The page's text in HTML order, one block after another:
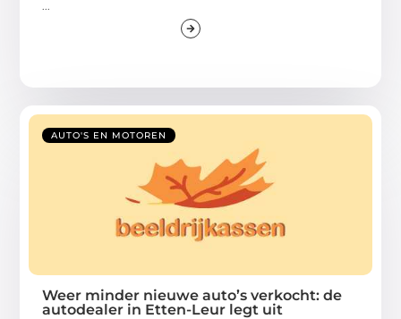
AUTO'S EN MOTOREN
Weer minder nieuwe auto’s verkocht: de
autodealer in Etten-Leur legt uit